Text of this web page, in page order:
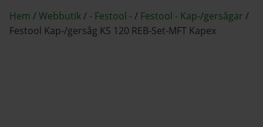
Hem /Webbutik/ - Festool -/ Festool - Kap-/gersågar /
Festool Kap-/gersåg KS 120 REB-Set-MFT Kapex